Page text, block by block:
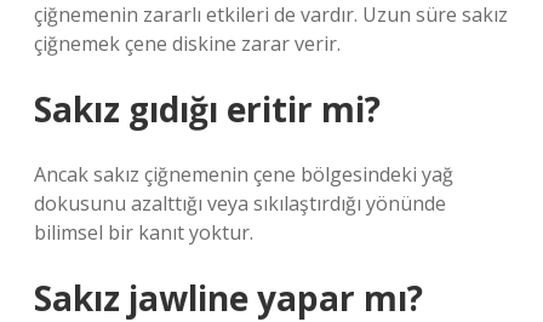
çiğnemenin zararlı etkileri de vardır. Uzun süre sakız
çiğnemek çene diskine zarar verir.
Sakız gıdığı eritir mi?
Ancak sakız çiğnemenin çene bölgesindeki yağ
dokusunu azalttığı veya sıkılaştırdığı yönünde
bilimsel bir kanıt yoktur.
Sakız jawline yapar mı?